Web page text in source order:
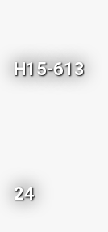
H15-613
24